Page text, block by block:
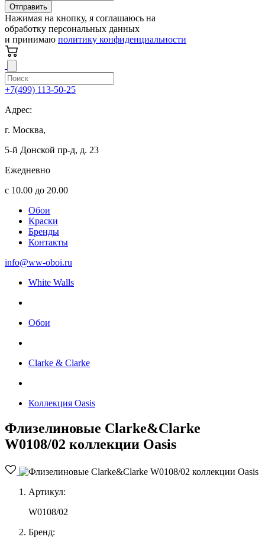
Отправить
Нажимая на кнопку, я соглашаюсь на
обработку персональных данных
и принимаю политику конфиденциальности
+7(499) 113-50-25
Адрес:
г. Москва,
5-й Донской пр-д, д. 23
Ежедневно
с 10.00 до 20.00
Обои
Краски
Бренды
Контакты
info@ww-oboi.ru
White Walls
Обои
Clarke & Clarke
Коллекция Oasis
Флизелиновые Clarke&Clarke
W0108/02 коллекции Oasis
Артикул:
W0108/02
Бренд: